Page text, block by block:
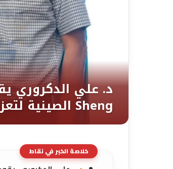
خلاصة الخبر في نقاط